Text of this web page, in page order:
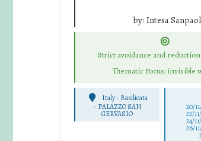
by: Intesa
Strict avoidance and
Thematic Focus: invisible
Italy - Basilicata
- PALAZZO SAN
GERVASIO
20/
22/
24/
26/